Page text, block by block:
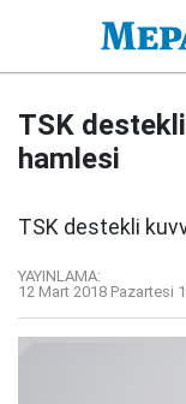
TSK
hamlesi
TSK destekli
YAYINLAMA:
12 Mart 2018 Pazartesi